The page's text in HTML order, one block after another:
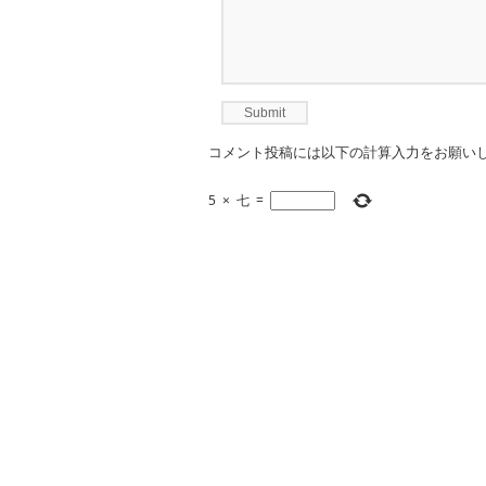
コメント投稿には以下の計算入力をお願い
5 × 七 =